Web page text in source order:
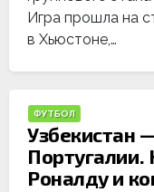
Игра прошла на
в Хьюстоне,…
ФУТБОЛ
Узбекистан
Роналду и